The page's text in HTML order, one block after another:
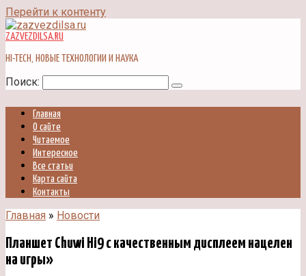
Перейти к контенту
ZAZVEZDILSA.RU
HI-TECH, НОВЫЕ ТЕХНОЛОГИИ И НАУКА
Поиск:
Главная
О сайте
Читаемое
Интересное
Все статьи
Карта сайта
Контакты
Главная » Новости
Планшет Chuwi Hi9 с качественным дисплеем нацелен
на игры»